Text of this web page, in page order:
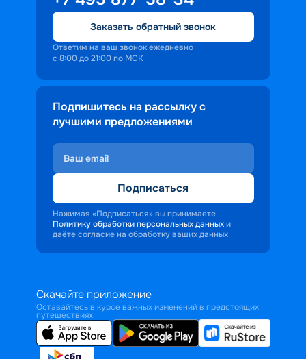
Заказать обратный звонок
Ответим на ваш звонок ежедневно
с 8:00 до 21:00 по МСК
Подпишитесь на рассылку с
лучшими предложениями
Подписаться
Нажимая «Подписаться» вы принимаете
Политику обработки персональных данных и
даёте согласие на обработку ваших данных
Скачайте приложение
Оставайтесь в курсе важных изменений в предстоящих
путешествиях